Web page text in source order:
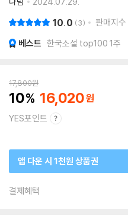
10.0 3 판매지수
베스트 한국소설 top100 1주
17,800원
10 16,020
YES포인트
앱 다운 시 1천원 상품권
결제혜택